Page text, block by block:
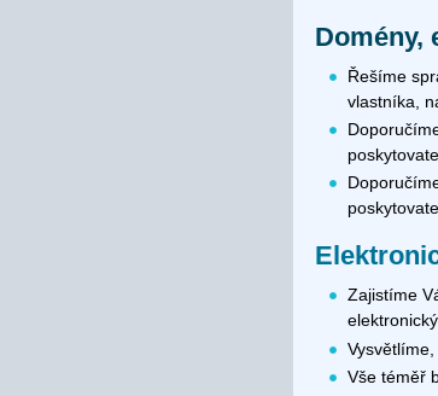
Domény,
Řešíme
vlastníka,
Zajistíme
Vše téměř